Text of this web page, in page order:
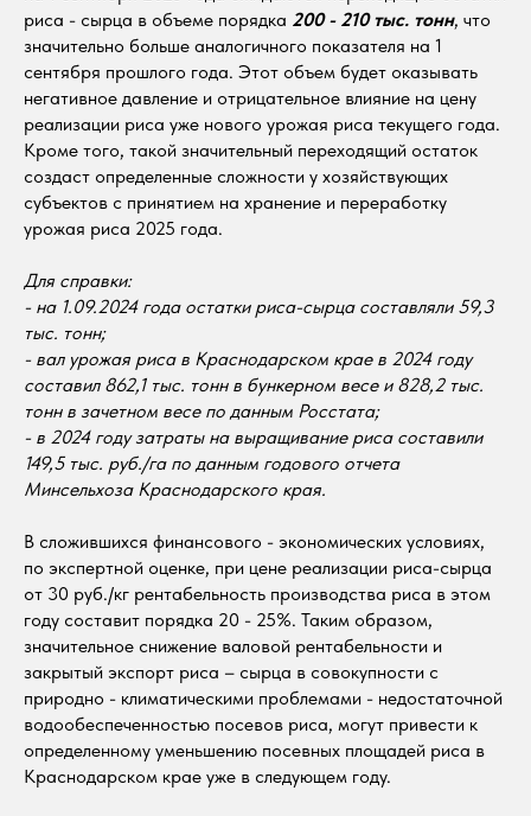
риса - сырца в объеме порядка 200 - 210 тыс. тонн, что
значительно больше аналогичного показателя на 1
сентября прошлого года. Этот объем будет оказывать
негативное давление и отрицательное влияние на цену
реализации риса уже нового урожая риса текущего года.
Кроме того, такой значительный переходящий остаток
создаст определенные сложности у хозяйствующих
субъектов с принятием на хранение и переработку
урожая риса 2025 года.
Для справки:
- на 1.09.2024 года остатки риса-сырца составляли 59,3
тыс. тонн;
- вал урожая риса в Краснодарском крае в 2024 году
составил 862,1 тыс. тонн в бункерном весе и 828,2 тыс.
тонн в зачетном весе по данным Росстата;
- в 2024 году затраты на выращивание риса составили
149,5 тыс. руб./га по данным годового отчета
Минсельхоза Краснодарского края.
В сложившихся финансового - экономических условиях,
по экспертной оценке, при цене реализации риса-сырца
от 30 руб./кг рентабельность производства риса в этом
году составит порядка 20 - 25%. Таким образом,
значительное снижение валовой рентабельности и
закрытый экспорт риса – сырца в совокупности с
природно - климатическими проблемами - недостаточной
водообеспеченностью посевов риса, могут привести к
определенному уменьшению посевных площадей риса в
Краснодарском крае уже в следующем году.